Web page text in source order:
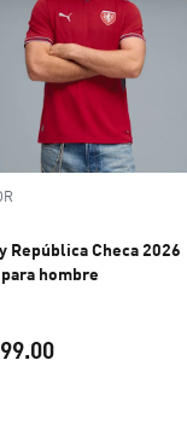
República Checa 2026
hombre